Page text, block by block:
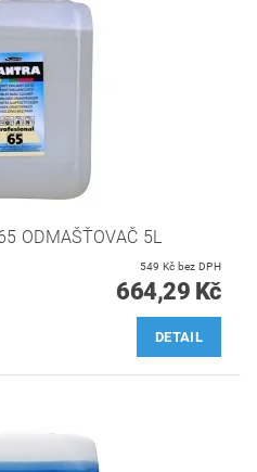
ODMAŠŤOVAČ 5L
549 Kč bez DPH
664,29 Kč
DETAIL